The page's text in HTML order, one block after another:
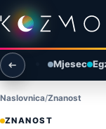
Preskoči na sadržaj
Otvori izbornik
Otvori pretragu
Mjesec
Naslovnica Znanost
ZNANOST